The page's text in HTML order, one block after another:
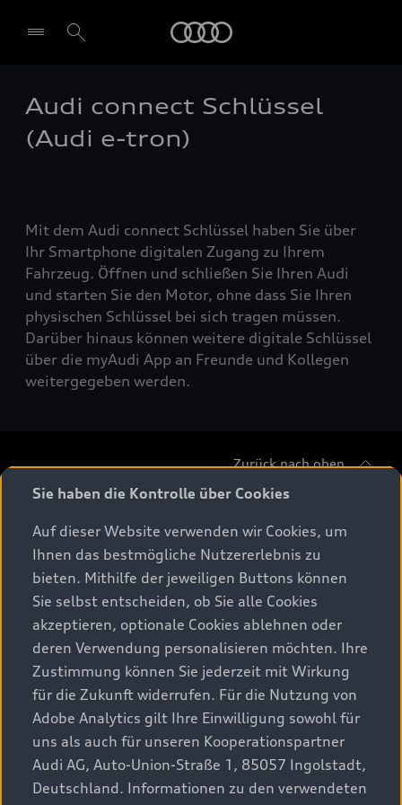
Audi connect Schlüssel
(Audi e-tron)
Mit dem Audi connect Schlüssel haben Sie über
Ihr Smartphone digitalen Zugang zu Ihrem
Fahrzeug. Öffnen und schließen Sie Ihren Audi
und starten Sie den Motor, ohne dass Sie Ihren
physischen Schlüssel bei sich tragen müssen.
Darüber hinaus können weitere digitale Schlüssel
über die myAudi App an Freunde und Kollegen
weitergegeben werden.
Zurück nach oben
Alle Modelle
Modelle vergleichen
Elektromodelle
Plug-in-Hybride
Beratung & Kauf
Aktuelle Angebote
Sofort verfügbare Neuwagen
Gebrauchtwagen
Audi Gebrauchtwagen :plus
Service & Zubehör
Audi Original Zubehör
Audi Services
Audi digital services
myAudi
Kundenbereich
Kontakt
Audi Partner finden
Probefahrt anfragen
Audi Welt
Sie haben die Kontrolle über Cookies
Auf dieser Website verwenden wir Cookies, um
Ihnen das bestmögliche Nutzererlebnis zu
bieten. Mithilfe der jeweiligen Buttons können
Sie selbst entscheiden, ob Sie alle Cookies
akzeptieren, optionale Cookies ablehnen oder
deren Verwendung personalisieren möchten. Ihre
Zustimmung können Sie jederzeit mit Wirkung
für die Zukunft widerrufen. Für die Nutzung von
Adobe Analytics gilt Ihre Einwilligung sowohl für
uns als auch für unseren Kooperationspartner
Audi AG, Auto-Union-Straße 1, 85057 Ingolstadt,
Deutschland. Informationen zu den verwendeten